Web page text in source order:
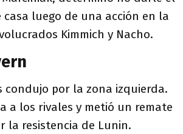
luego de una acción en la
Kimmich y Nacho.
condujo por la zona izquierda.
a los rivales y metió un remate
la resistencia de Lunin.